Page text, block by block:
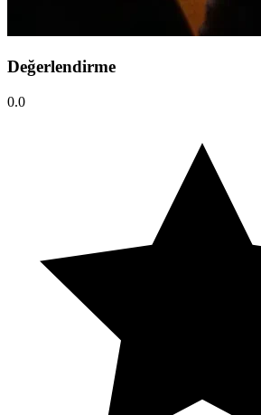
Değerlendirme
0.0